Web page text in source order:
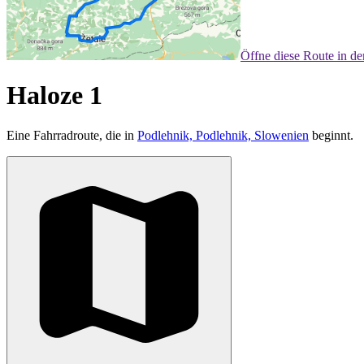
Öffne diese Route in
Haloze 1
Eine Fahrradroute, die in Podlehnik, Podlehnik, Slowenien beginnt.